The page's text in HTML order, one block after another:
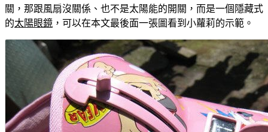
關，那跟風扇沒關係、也不是太陽能的開關，而是一個隱藏式
的太陽眼鏡 ，可以在本文最後面一張圖看到小蘿莉的示範。